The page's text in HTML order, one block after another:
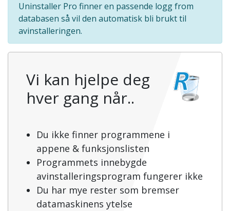
Uninstaller Pro finner en passende logg from
databasen så vil den automatisk bli brukt til
avinstalleringen.
Vi kan hjelpe deg
hver gang når..
Du ikke finner programmene i
appene & funksjonslisten
Programmets innebygde
avinstalleringsprogram fungerer ikke
Du har mye rester som bremser
datamaskinens ytelse